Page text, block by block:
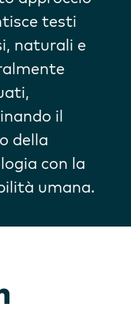
testi
naturali e
il
della
con la
umana.